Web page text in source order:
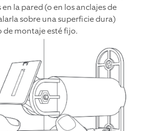
la pared (o en los anclajes de
sobre una superficie dura)
de montaje esté fijo.